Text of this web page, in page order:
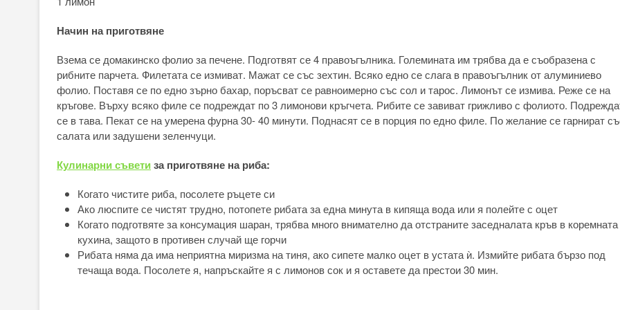
Начин на приготвяне
Взема се домакинско фолио за печене. Подготвят се 4 правоъгълника. Големината им трябва да е съобразена с
рибните парчета. Филетата се измиват. Мажат се със зехтин. Всяко едно се слага в правоъгълник от алуминиево
фолио. Поставя се по едно зърно бахар, поръсват се равноимерно със сол и тарос. Лимонът се измива. Реже се на
кръгове. Върху всяко филе се подреждат по 3 лимонови кръгчета. Рибите се завиват грижливо с фолиото.
се в тава. Пекат се на умерена фурна 30- 40 минути. Поднасят се в порция по едно филе. По желание се гарнират
салата или задушени зеленчуци.
Кулинарни съветиза приготвяне на риба:
Когато чистите риба, посолете ръцете си
Ако люспите се чистят трудно, потопете рибата за една минута в кипяща вода или я полейте с оцет
Когато подготвяте за консумация шаран, трябва много внимателно да отстраните заседналата кръв в коремната
кухина, защото в противен случай ще горчи
Рибата няма да има неприятна миризма на тиня, ако сипете малко оцет в устата ѝ. Измийте рибата бързо под
течаща вода. Посолете я, напръскайте я с лимонов сок и я оставете да престои 30 мин.